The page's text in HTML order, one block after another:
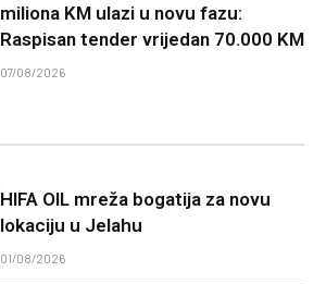
miliona KM ulazi u novu fazu:
Raspisan tender vrijedan 70.000 KM
07/08/2026
HIFA OIL mreža bogatija za novu
lokaciju u Jelahu
01/08/2026